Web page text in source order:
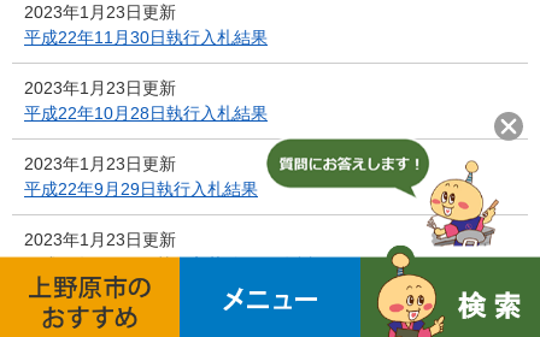
2023年1月23日更新
平成22年11月30日執行入札結果
2023年1月23日更新
平成22年10月28日執行入札結果
2023年1月23日更新
平成22年9月29日執行入札結果
2023年1月23日更新
2023年1月23日更新